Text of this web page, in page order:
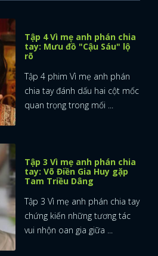
Tập 4 Vì mẹ anh phán chia
tay: Mưu đồ "Cậu Sáu" lộ
rõ
Tập 4 phim Vì mẹ anh phán
chia tay đánh dấu hai cột mốc
quan trọng trong mối ...
Tập 3 Vì mẹ anh phán chia
tay: Võ Điền Gia Huy gặp
Tam Triều Dâng
Tập 3 Vì mẹ anh phán chia tay
chứng kiến những tương tác
vui nhộn oan gia giữa ...